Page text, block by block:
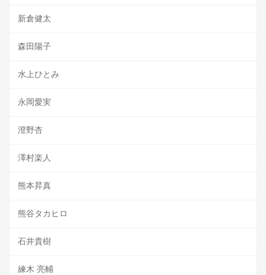
新倉健太
森田陽子
水上ひとみ
永岡愛実
澄野杏
澤村楽人
熊本昇真
熊谷タカヒロ
石井貴樹
練木 亮輔